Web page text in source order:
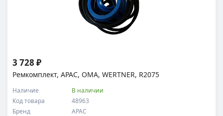
Ремкомплект, APAC, OMA, WERTNER, R2075
Код товара 48963
Наличие В наличии
Бренд APAC
3 728 ₽